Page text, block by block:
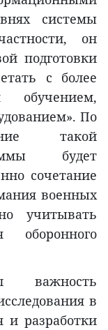
системы
он
подготовки
с более
обучением,
По
такой
будет
сочетание
военных
учитывать
оборонного
важность
в
и разработки